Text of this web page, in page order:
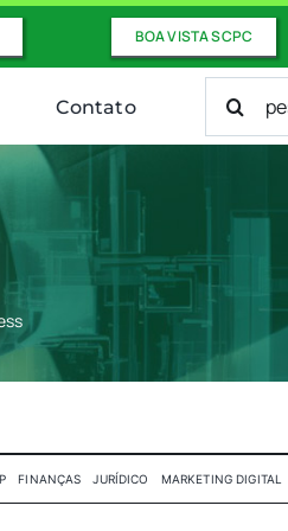
BOA VISTA SCPC
Contato
Buscar
resultados
FINANÇAS JURÍDICO MARKETING DIGITAL